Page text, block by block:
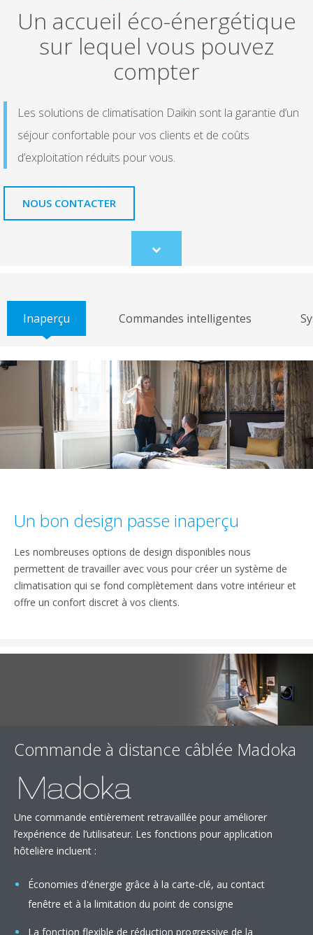
Un accueil éco-énergétique
sur lequel vous pouvez
compter
Les solutions de climatisation Daikin sont la garantie d’un
séjour confortable pour vos clients et de coûts
d’exploitation réduits pour vous.
NOUS CONTACTER
Scroll
to
Inaperçu Commandes intelligentes
Un bon design passe inaperçu
Les nombreuses options de design disponibles nous
permettent de travailler avec vous pour créer un système de
climatisation qui se fond complètement dans votre intérieur et
offre un confort discret à vos clients.
Commande à distance câblée Madoka
Une commande entièrement retravaillée pour améliorer
l’expérience de l’utilisateur. Les fonctions pour application
hôtelière incluent :
Économies d'énergie grâce à la carte-clé, au contact
fenêtre et à la limitation du point de consigne
La fonction flexible de réduction progressive de la